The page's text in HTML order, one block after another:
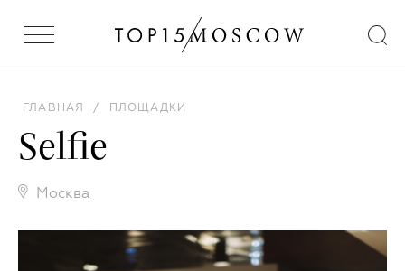
ГЛАВНАЯ / ПЛОЩАДКИ
Selfiе
Москва